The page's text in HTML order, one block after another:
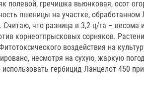
полевой, гречишка вьюнковая, осот
пшеницы на участке, обработанном
что разница в 3,2 ц/га – весома
корнеотпрысковых сорняков.
воздействия на
несмотря на сухую, жаркую
гербицид Ланцелот 450